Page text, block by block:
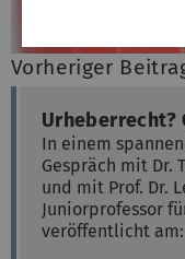
Vorheriger
Urheberrecht?
In einem
Gespräch mit Dr.
und mit Prof. Dr.
Juniorprofessor
veröffentlicht am: